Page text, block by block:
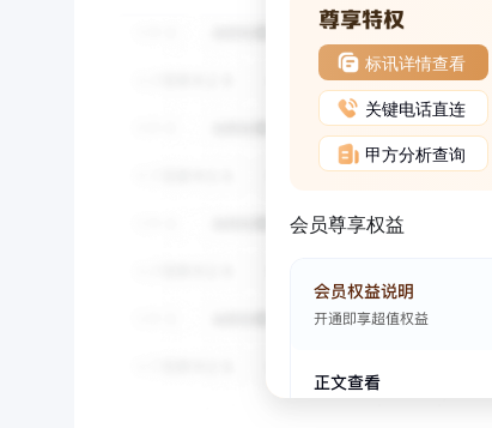
标讯详情查看
关键电话直连
甲方分析查询
会员尊享权益